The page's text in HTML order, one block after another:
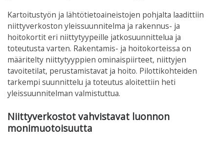
Kartoitustyön ja lähtötietoaineistojen pohjalta laadittiin
niittyverkoston yleissuunnitelma ja rakennus- ja
hoitokortit eri niittytyypeille jatkosuunnittelua ja
toteutusta varten. Rakentamis- ja hoitokorteissa on
määritelty niittytyyppien ominaispiirteet, niittyjen
tavoitetilat, perustamistavat ja hoito. Pilottikohteiden
tarkempi suunnittelu ja toteutus aloitettiin heti
yleissuunnitelman valmistuttua.
Niittyverkostot vahvistavat luonnon
monimuotoisuutta